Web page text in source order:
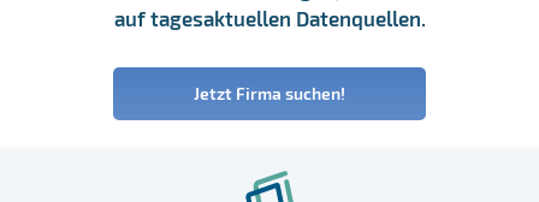
auf tagesaktuellen Datenquellen.
Jetzt Firma suchen!